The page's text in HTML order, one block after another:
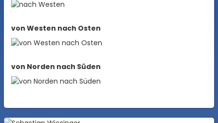
von Westen nach Osten
von Norden nach Süden